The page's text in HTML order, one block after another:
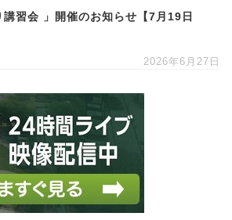
講習会 」開催のお知らせ【7月19日
2026年6月27日